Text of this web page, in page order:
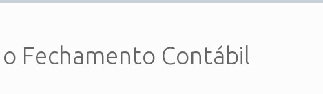
Fechamento Contábil